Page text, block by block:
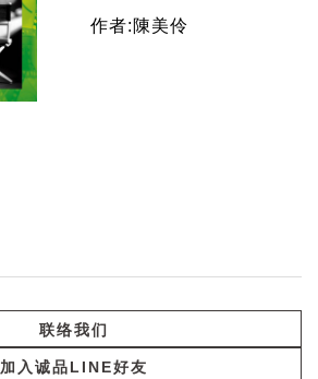
作者:陳美伶
联络我们
加入诚品LINE好友